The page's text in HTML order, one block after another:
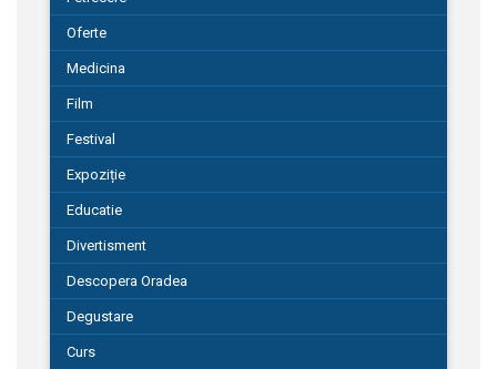
Oferte
Medicina
Film
Festival
Expoziție
Educatie
Divertisment
Descopera Oradea
Degustare
Curs